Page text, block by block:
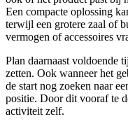
Een compacte oplossing
terwijl een grotere zaal of
vermogen of accessoires
Plan daarnaast voldoende
zetten. Ook wanneer het
de start nog zoeken naar
positie. Door dit vooraf te
activiteit zelf.